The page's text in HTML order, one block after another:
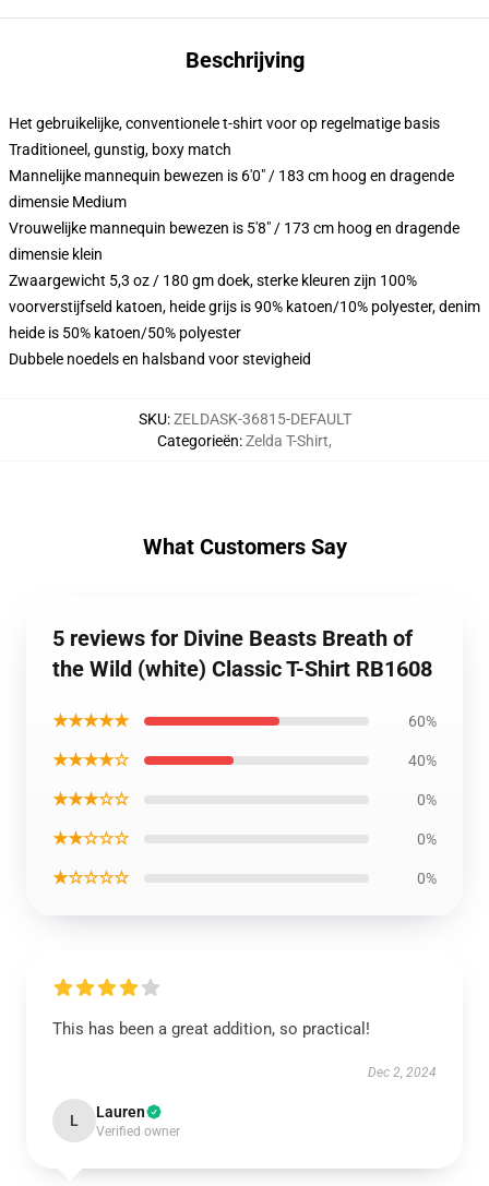
Beschrijving
Het gebruikelijke, conventionele t-shirt voor op regelmatige basis
Traditioneel, gunstig, boxy match
Mannelijke mannequin bewezen is 6'0" / 183 cm hoog en dragende
dimensie Medium
Vrouwelijke mannequin bewezen is 5'8" / 173 cm hoog en dragende
dimensie klein
Zwaargewicht 5,3 oz / 180 gm doek, sterke kleuren zijn 100%
voorverstijfseld katoen, heide grijs is 90% katoen/10% polyester, denim
heide is 50% katoen/50% polyester
Dubbele noedels en halsband voor stevigheid
SKU:ZELDASK-36815-DEFAULT
Categorieën:Zelda T-Shirt,
What Customers Say
5 reviews for Divine Beasts Breath of
the Wild (white) Classic T-Shirt RB1608
★★★★★ 60%
★★★★☆ 40%
★★★☆☆ 0%
★★☆☆☆ 0%
★☆☆☆☆ 0%
This has been a great addition, so practical!
Dec 2, 2024
L Lauren
Verified owner